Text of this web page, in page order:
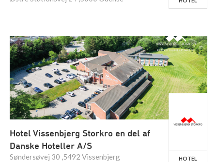
Hotel Vissenbjerg Storkro en del af
Danske Hoteller A/S
Søndersøvej 30 ,5492 Vissenbjerg HOTEL